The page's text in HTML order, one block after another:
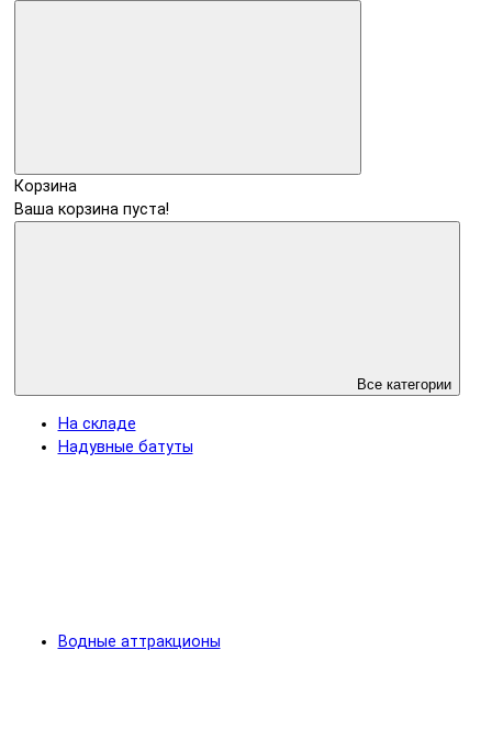
Корзина
Ваша корзина пуста!
Все категории
На складе
Надувные батуты
Водные аттракционы